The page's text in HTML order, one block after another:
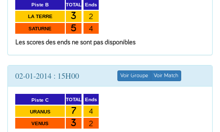
Piste B
LA TERRE
SATURNE
TOTAL
3
5
Ends
2
4
Les scores des ends ne sont pas disponibles
02-01-2014 : 15H00 Voir Groupe Voir Match
Piste C
URANUS
VENUS
TOTAL
7
3
Ends
4
2